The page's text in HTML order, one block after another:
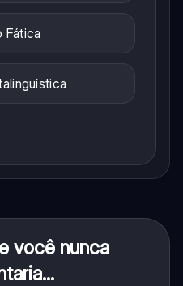
Fática
você nunca